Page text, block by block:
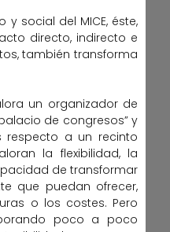
social del MICE, éste,
directo, indirecto e
también transforma
un organizador de
de congresos” y
respecto a un recinto
la flexibilidad, la
de transformar
que puedan ofrecer,
o los costes. Pero
poco a poco